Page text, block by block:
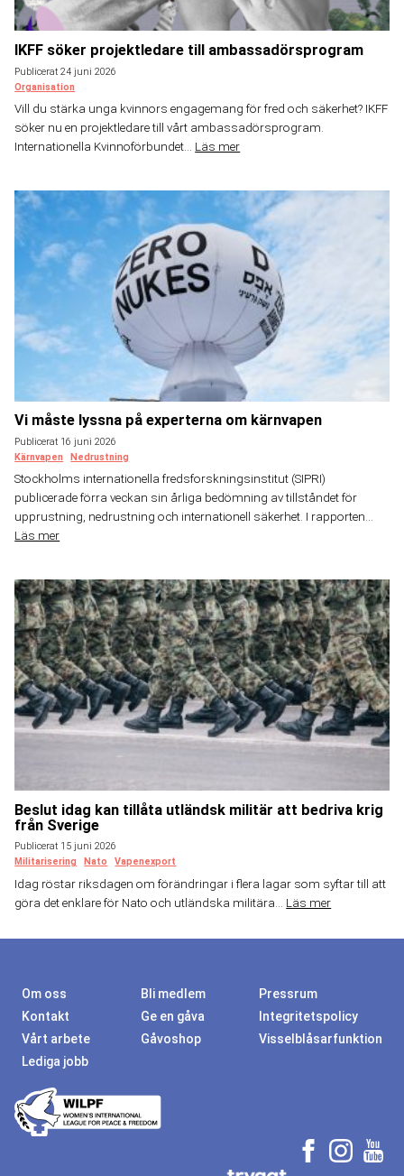
IKFF söker projektledare till ambassadörsprogram
Publicerat 24 juni 2026
Organisation
Vill du stärka unga kvinnors engagemang för fred och säkerhet? IKFF
söker nu en projektledare till vårt ambassadörsprogram.
Internationella Kvinnoförbundet... Läs mer
Vi måste lyssna på experterna om kärnvapen
Publicerat 16 juni 2026
Kärnvapen
Nedrustning
Stockholms internationella fredsforskningsinstitut (SIPRI)
publicerade förra veckan sin årliga bedömning av tillståndet för
upprustning, nedrustning och internationell säkerhet. I rapporten...
Läs mer
Beslut idag kan tillåta utländsk militär att bedriva krig
från Sverige
Publicerat 15 juni 2026
Militarisering
Nato Vapenexport
Idag röstar riksdagen om förändringar i flera lagar som syftar till att
göra det enklare för Nato och utländska militära... Läs mer
Om oss Bli medlem
Pressrum
Kontakt
Ge en gåva
Integritetspolicy
Vårt arbete
Gåvoshop
Visselblåsarfunktion
Lediga jobb